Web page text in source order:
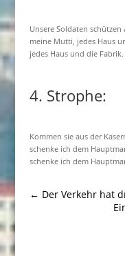
Unsere Soldaten
meine Mutti, jedes Haus
jedes Haus und die Fabrik.
4. Strophe:
Kommen sie aus der
schenke ich dem
schenke ich dem
← Der Verkehr hat